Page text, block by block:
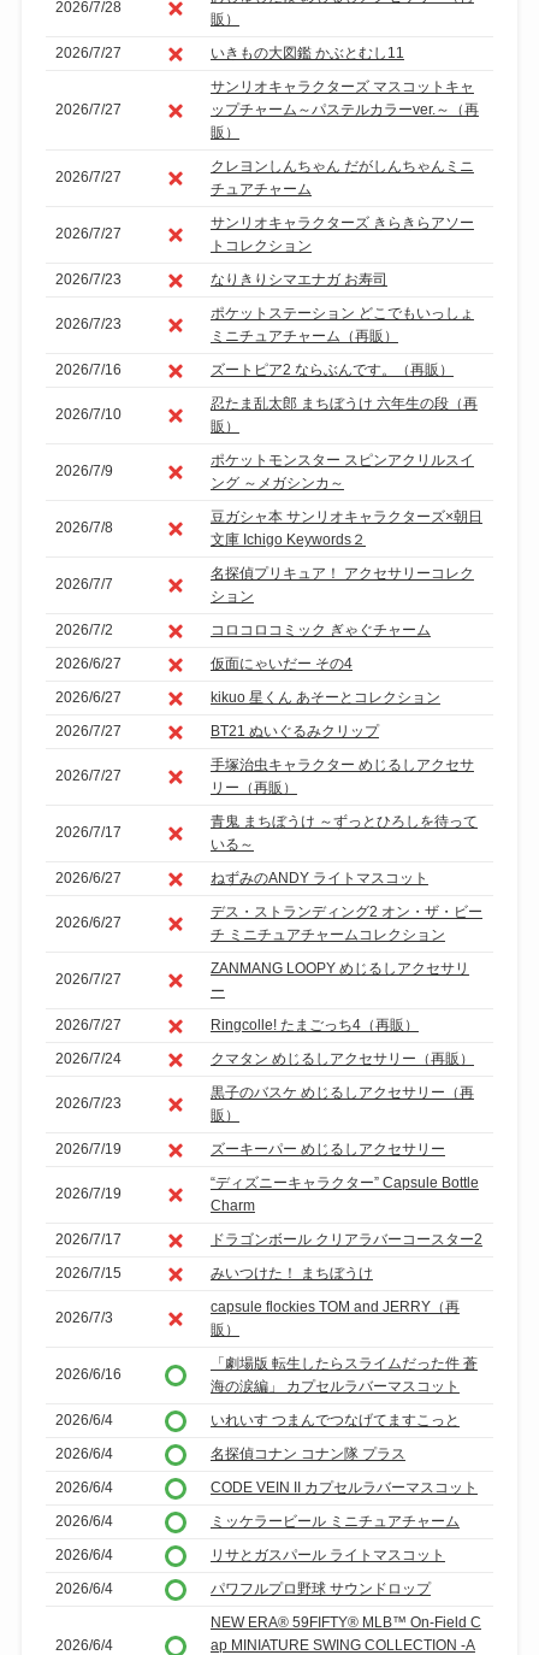
2026/7/28
販）
2026/7/27
いきもの大図鑑 かぶとむし11
2026/7/27
サンリオキャラクターズ マスコットキャ
ップチャーム～パステルカラーver.～（再
販）
2026/7/27
クレヨンしんちゃん だがしんちゃんミニ
チュアチャーム
2026/7/27
サンリオキャラクターズ きらきらアソー
トコレクション
2026/7/23
なりきりシマエナガ お寿司
2026/7/23
ポケットステーション どこでもいっしょ
ミニチュアチャーム（再販）
2026/7/16
ズートピア2 ならぶんです。（再販）
2026/7/10
忍たま乱太郎 まちぼうけ 六年生の段（再
販）
2026/7/9
ポケットモンスター スピンアクリルスイ
ング ～メガシンカ～
2026/7/8
豆ガシャ本 サンリオキャラクターズ×朝日
文庫 Ichigo Keywords２
2026/7/7
名探偵プリキュア！ アクセサリーコレク
ション
2026/7/2
コロコロコミック ぎゃぐチャーム
2026/6/27
仮面にゃいだー その4
2026/6/27
kikuo 星くん あそーとコレクション
2026/7/27
BT21 ぬいぐるみクリップ
2026/7/27
手塚治虫キャラクター めじるしアクセサ
リー（再販）
2026/7/17
青鬼 まちぼうけ ～ずっとひろしを待って
いる～
2026/6/27
ねずみのANDY ライトマスコット
2026/6/27
デス・ストランディング2 オン・ザ・ビー
チ ミニチュアチャームコレクション
2026/7/27
ZANMANG LOOPY めじるしアクセサリ
ー
2026/7/27
Ringcolle! たまごっち4（再販）
2026/7/24
クマタン めじるしアクセサリー（再販）
2026/7/23
黒子のバスケ めじるしアクセサリー（再
販）
2026/7/19
ズーキーパー めじるしアクセサリー
2026/7/19
“ディズニーキャラクター” Capsule Bottle
Charm
2026/7/17
ドラゴンボール クリアラバーコースター2
2026/7/15
みいつけた！ まちぼうけ
2026/7/3
capsule flockies TOM and JERRY（再
販）
2026/6/16
「劇場版 転生したらスライムだった件 蒼
海の涙編」 カプセルラバーマスコット
2026/6/4
いれいす つまんでつなげてますこっと
2026/6/4
名探偵コナン コナン隊 プラス
2026/6/4
CODE VEIN II カプセルラバーマスコット
2026/6/4
ミッケラービール ミニチュアチャーム
2026/6/4
リサとガスパール ライトマスコット
2026/6/4
パワフルプロ野球 サウンドロップ
2026/6/4
NEW ERA® 59FIFTY® MLB™ On-Field C
ap MINIATURE SWING COLLECTION -A